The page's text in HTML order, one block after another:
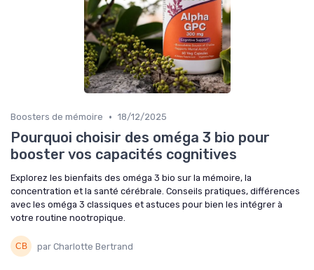
Boosters de mémoire • 18/12/2025
Pourquoi choisir des oméga 3 bio pour
booster vos capacités cognitives
Explorez les bienfaits des oméga 3 bio sur la mémoire, la
concentration et la santé cérébrale. Conseils pratiques, différences
avec les oméga 3 classiques et astuces pour bien les intégrer à
votre routine nootropique.
par Charlotte Bertrand